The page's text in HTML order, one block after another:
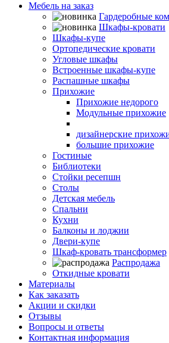
Мебель на заказ
Гардеробные
Шкафы-кровати
Шкафы-купе
Ортопедические кровати
Угловые шкафы
Встроенные шкафы-купе
Распашные шкафы
Прихожие
Прихожие недорого
Модульные прихожие
дизайнерские
большие прихожие
Гостиные
Библиотеки
Стойки ресепшн
Столы
Детская мебель
Спальни
Кухни
Балконы и лоджии
Двери-купе
Шкаф-кровать трансформер
Распродажа
Откидные кровати
Материалы
Как заказать
Акции и скидки
Отзывы
Вопросы и ответы
Контактная информация